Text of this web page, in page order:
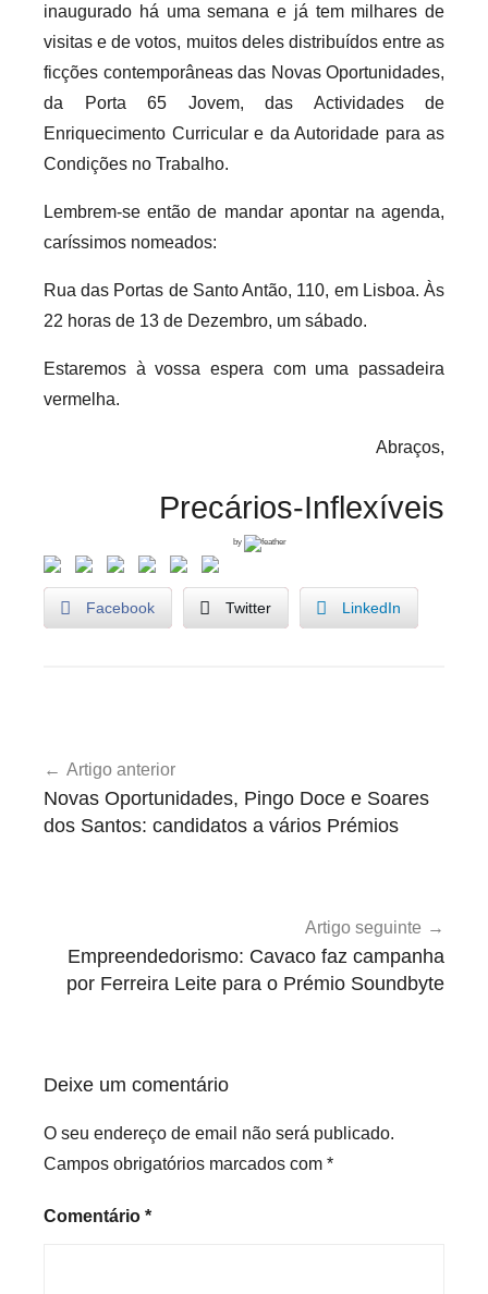
inaugurado há uma semana e já tem milhares de
visitas e de votos, muitos deles distribuídos entre as
ficções contemporâneas das Novas Oportunidades,
da Porta 65 Jovem, das Actividades de
Enriquecimento Curricular e da Autoridade para as
Condições no Trabalho.
Lembrem-se então de mandar apontar na agenda,
caríssimos nomeados:
Rua das Portas de Santo Antão, 110, em Lisboa. Às
22 horas de 13 de Dezembro, um sábado.
Estaremos à vossa espera com uma passadeira
vermelha.
Abraços,
Precários-Inflexíveis
by
Facebook Twitter LinkedIn
i
e
d
de
artigos
Artigo anterior
Novas Oportunidades, Pingo Doce e Soares
dos Santos: candidatos a vários Prémios
Artigo seguinte
Empreendedorismo: Cavaco faz campanha
por Ferreira Leite para o Prémio Soundbyte
Deixe um comentário
O seu endereço de email não será publicado.
Campos obrigatórios marcados com *
Comentário *